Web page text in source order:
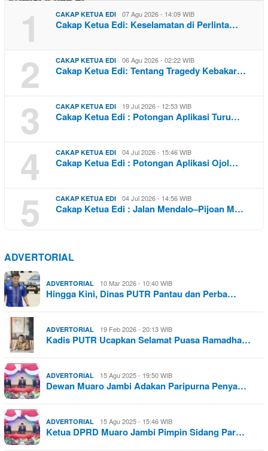
1 CAKAP KETUA EDI 07 Agu 2026 - 14:09 WIB
Cakap Ketua Edi: Keselamatan di Perlinta…
2 CAKAP KETUA EDI 06 Agu 2026 - 02:22 WIB
Cakap Ketua Edi: Tentang Tragedy Kebakar…
3 CAKAP KETUA EDI 19 Jul 2026 - 12:53 WIB
Cakap Ketua Edi : Potongan Aplikasi Turu…
4 CAKAP KETUA EDI 04 Jul 2026 - 15:46 WIB
Cakap Ketua Edi : Potongan Aplikasi Ojol…
5 CAKAP KETUA EDI 04 Jul 2026 - 14:56 WIB
Cakap Ketua Edi : Jalan Mendalo–Pijoan M…
ADVERTORIAL
ADVERTORIAL 10 Mar 2026 - 10:40 WIB
Hingga Kini, Dinas PUTR Pantau dan Perba…
ADVERTORIAL 19 Feb 2026 - 20:13 WIB
Kadis PUTR Ucapkan Selamat Puasa Ramadha…
ADVERTORIAL 15 Agu 2025 - 19:50 WIB
Dewan Muaro Jambi Adakan Paripurna Penya…
ADVERTORIAL 15 Agu 2025 - 15:46 WIB
Ketua DPRD Muaro Jambi Pimpin Sidang Par…